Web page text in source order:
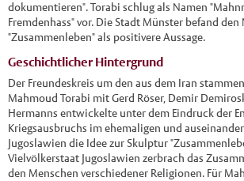
dokumentieren". Torabi schlug als Namen
Fremdenhass" vor. Die Stadt Münster befand den
"Zusammenleben" als positivere Aussage.
Geschichtlicher Hintergrund
Der Freundeskreis um den aus dem Iran
Mahmoud Torabi mit Gerd Röser, Demir
Hermanns entwickelte unter dem Eindruck der
Kriegsausbruchs im ehemaligen und
Jugoslawien die Idee zur Skulptur
Vielvölkerstaat Jugoslawien zerbrach das
den Menschen verschiedener Religionen. Für